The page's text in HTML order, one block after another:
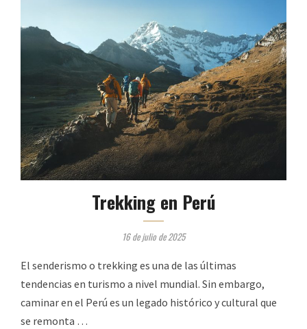
Trekking en Perú
16 de julio de 2025
El senderismo o trekking es una de las últimas
tendencias en turismo a nivel mundial. Sin embargo,
caminar en el Perú es un legado histórico y cultural que
se remonta …